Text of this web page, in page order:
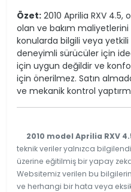
Özet: 2010 Aprilia RXV
olan ve bakım
konularda bilgili veya
deneyimli sürücüler için
için uygun değildir ve
için önerilmez. Satın
ve mekanik kontrol
2010 model Aprilia RXV
teknik veriler yalnızca
üzerine eğitilmiş bir yapay
Websitemiz verilen bu
ve herhangi bir hata veya